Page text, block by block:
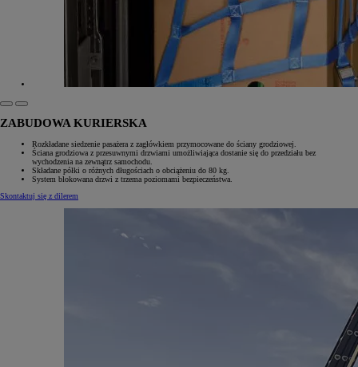
ZABUDOWA KURIERSKA
Rozkładane siedzenie pasażera z zagłówkiem przymocowane do ściany grodziowej.
Ściana grodziowa z przesuwnymi drzwiami umożliwiająca dostanie się do przedziału bez
wychodzenia na zewnątrz samochodu.
Składane półki o różnych długościach o obciążeniu do 80 kg.
System blokowana drzwi z trzema poziomami bezpieczeństwa.
Skontaktuj się z dilerem